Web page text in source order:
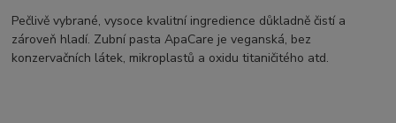
Pečlivě vybrané, vysoce kvalitní ingredience důkladně čistí a
zároveň hladí. Zubní pasta ApaCare je veganská, bez
konzervačních látek, mikroplastů a oxidu titaničitého atd.